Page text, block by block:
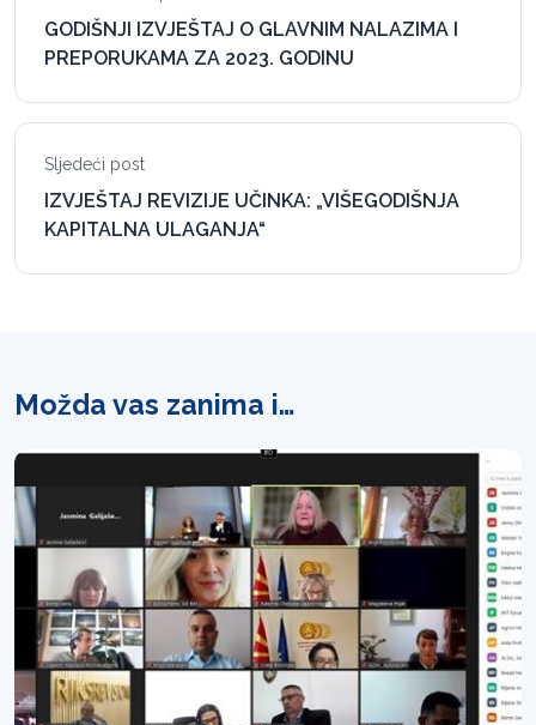
GODIŠNJI IZVJEŠTAJ O GLAVNIM NALAZIMA I
PREPORUKAMA ZA 2023. GODINU
Sljedeći post
IZVJEŠTAJ REVIZIJE UČINKA: „VIŠEGODIŠNJA
KAPITALNA ULAGANJA“
Možda vas zanima i…